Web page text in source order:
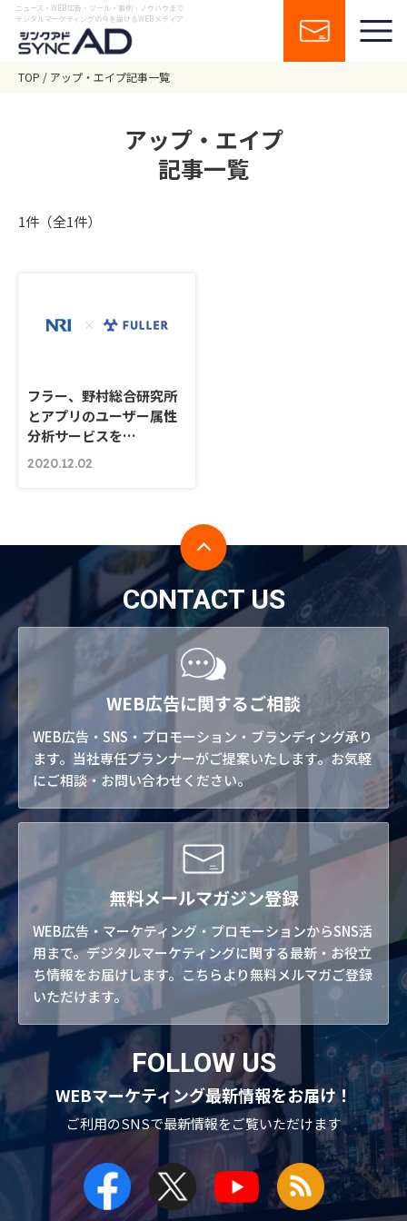
ニュース・WEB広告・ツール・事例・ノウハウまで
デジタルマーケティングの今を届けるWEBメディア
TOP アップ・エイプ記事一覧
アップ・エイプ
記事一覧
1件（全1件）
フラー、野村総合研究所
とアプリのユーザー属性
分析サービスを…
2020.12.02
CONTACT US
WEB広告に関するご相談
WEB広告・SNS・プロモーション・ブランディング承り
ます。当社専任プランナーがご提案いたします。お気軽
にご相談・お問い合わせください。
無料メールマガジン登録
WEB広告・マーケティング・プロモーションからSNS活
用まで。デジタルマーケティングに関する最新・お役立
ち情報をお届けします。こちらより無料メルマガご登録
いただけます。
FOLLOW US
WEBマーケティング最新情報をお届け！
ご利用のSNSで最新情報をご覧いただけます